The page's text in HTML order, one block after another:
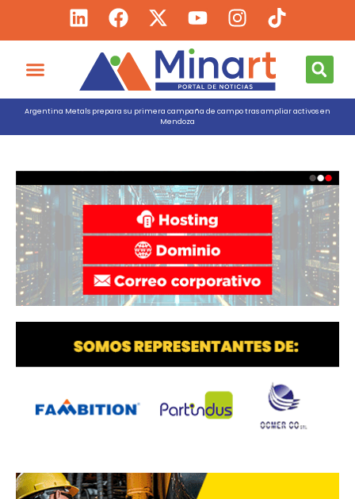
Argentina Metals prepara su primera campaña de campo tras ampliar activos en
Mendoza